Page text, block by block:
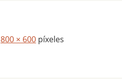
800 × 600 píxeles